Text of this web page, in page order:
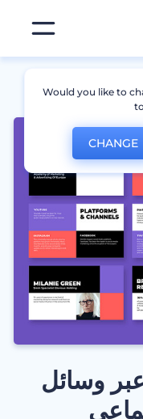
وسائل
Would you like to
CHANGE